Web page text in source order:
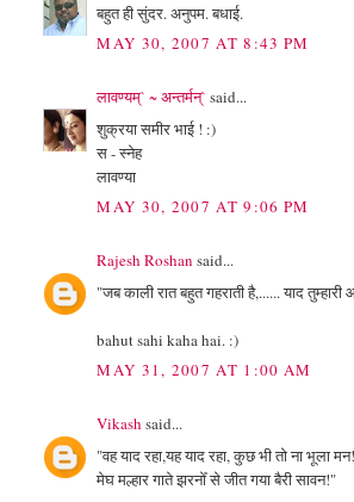
बहुत ही सुंदर. अनुपम. बधाई.
MAY 30, 2007 AT 8:43 PM
लावण्यम्` ~ अन्तर्मन्` said...
शुक्रया समीर भाई ! :)
स - स्नेह
लावण्या
MAY 30, 2007 AT 9:06 PM
Rajesh Roshan said...
"जब काली रात बहुत गहराती है,...... याद
bahut sahi kaha hai. :)
MAY 31, 2007 AT 1:00 AM
Vikash said...
"वह याद रहा,यह याद रहा, कुछ भी तो ना भूला मन!
मेघ मल्हार गाते झरनोँ से जीत गया बैरी सावन!"